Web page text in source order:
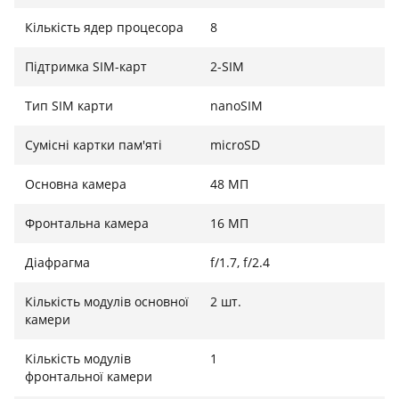
передбачена 16-мегапіксельна фронтальна камера,
яка вміє робити чіткі знімки навіть в умовах
Кількість ядер процесора 8
Підтримка SIM-карт 2-SIM
Тип SIM карти nanoSIM
Сумісні картки пам'яті microSD
Основна камера 48 МП
Фронтальна камера 16 МП
Діафрагма f/1.7, f/2.4
Кількість модулів основної
камери
2 шт.
Кількість модулів
фронтальної камери
1